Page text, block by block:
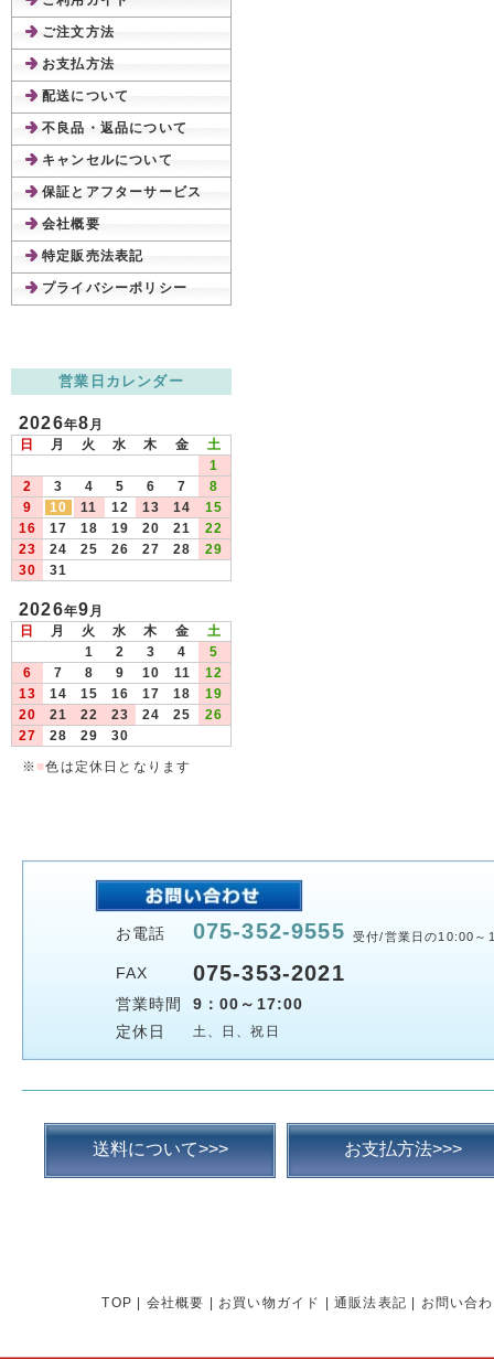
ご注文方法
お支払方法
配送について
不良品・返品について
キャンセルについて
保証とアフターサービス
会社概要
特定販売法表記
プライバシーポリシー
営業日カレンダー
2026年8月
日
月 火 水 木 金
土
1
2
3 4 5 6 7
8
9
10 11 12 13 14
15
16
17 18 19 20 21
22
23
24 25 26 27 28
29
30
31
2026年9月
日
月 火 水 木 金
土
1
2 3 4
5
6
7 8 9 10 11
12
13
14 15 16 17 18
19
20
21 22 23 24 25
26
27
28 29
30
※ ■色は定休日となります
お電話 075-352-9555 受付/営業日の10:00～
FAX 075-353-2021
営業時間
9：00～17:00
定休日
土、日、祝日
送料について>>> お支払方法>>>
TOP 会社概要 お買い物ガイド 通販法表記 お問い合